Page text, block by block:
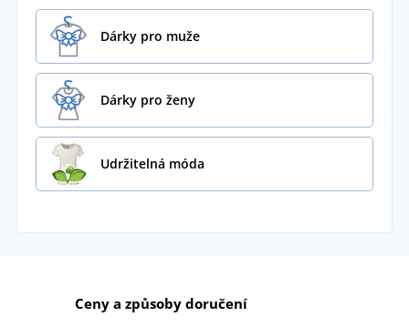
Dárky pro muže
Dárky pro ženy
Udržitelná móda
Ceny a způsoby doručení